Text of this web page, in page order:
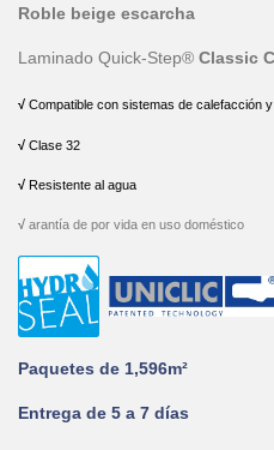
Roble beige escarcha
Laminado Quick-Step® Classic
√ Compatible con sistemas de calefacción
√ Clase 32
√ Resistente al agua
√ arantía de por vida en uso doméstico
Paquetes de 1,596m²
Entrega de 5 a 7 días